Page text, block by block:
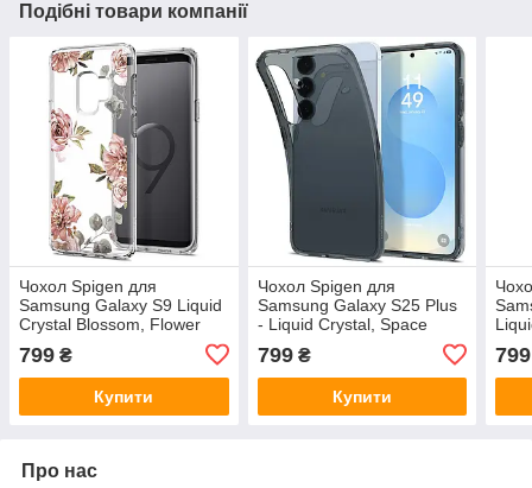
Подібні товари компанії
Чохол Spigen для
Samsung Galaxy S9 Liquid
Crystal Blossom, Flower
799 ₴
Купити
Чохол Spigen для
Samsung Galaxy S25 Plus
- Liquid Crystal, Space
799₴
Купити
799
Про нас